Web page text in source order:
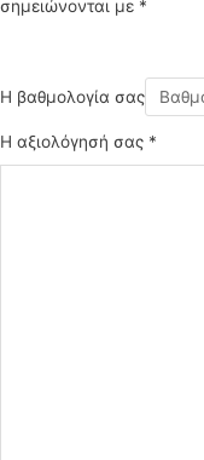
σημειώνονται με *
Η βαθμολογία σας
Η αξιολόγησή σας *